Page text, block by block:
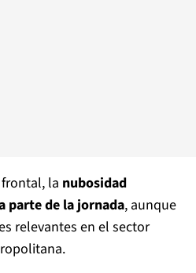
la nubosidad
parte de la jornada, aunque
relevantes en el sector